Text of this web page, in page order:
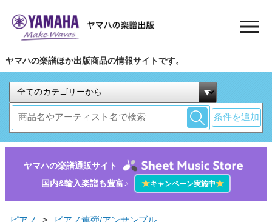
ヤマハの楽譜ほか出版商品の情報サイトです。
条件を追加
ヤマハの楽譜通販サイト
国内&輸入楽譜も豊富♪
★キャンペーン実施中★
ピアノ >
ピアノ連弾/アンサンブル